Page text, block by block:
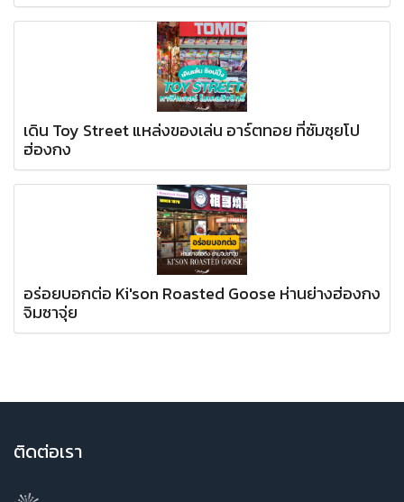
เดิน Toy Street แหล่งของเล่น อาร์ตทอย ที่ซัมซุยโป
ฮ่องกง
อร่อยบอกต่อ Ki'son Roasted Goose ห่านย่างฮ่องกง
จิมซาจุ่ย
ติดต่อเรา